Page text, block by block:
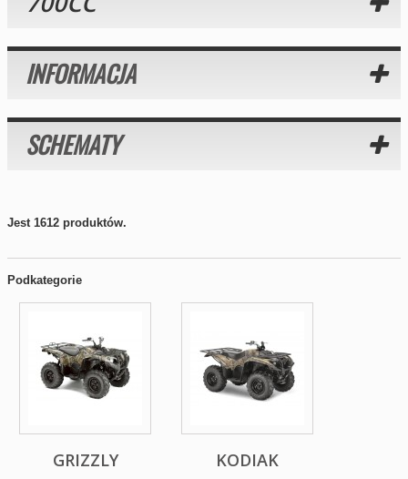
INFORMACJA
SCHEMATY
Jest 1612 produktów.
Podkategorie
GRIZZLY KODIAK